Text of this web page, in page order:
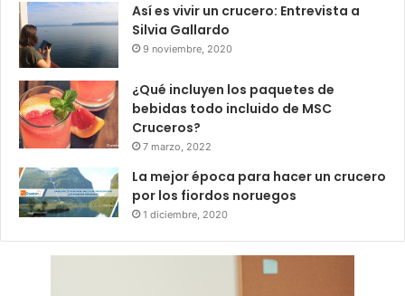
Así es vivir un crucero: Entrevista a
Silvia Gallardo
9 noviembre, 2020
¿Qué incluyen los paquetes de
bebidas todo incluido de MSC
Cruceros?
7 marzo, 2022
La mejor época para hacer un crucero
por los fiordos noruegos
1 diciembre, 2020